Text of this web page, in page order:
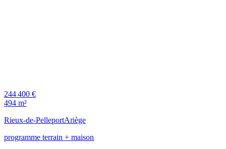
244 400 €
494 m²
Rieux-de-PelleportAriège
programme terrain + maison